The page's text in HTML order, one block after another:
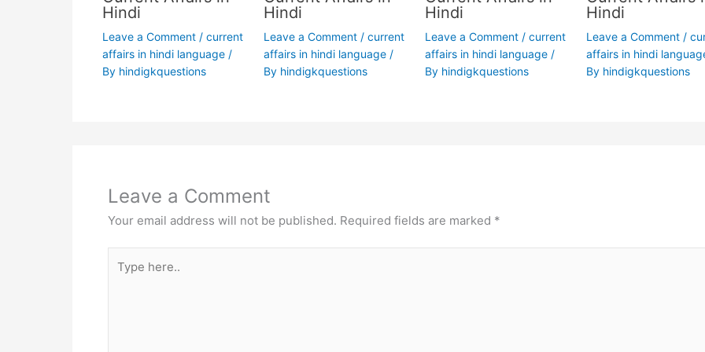
Hindi
Leave a Comment / current
affairs in hindi language/
By hindigkquestions
Hindi
Leave a Comment / current
affairs in hindi language/
By hindigkquestions
Hindi
Leave a Comment / current
affairs in hindi language/
By hindigkquestions
Hindi
Leave a Comment /
affairs in hindi
By hindigkquestions
Leave a Comment
Your email address will not be published. Required fields are marked *
here..